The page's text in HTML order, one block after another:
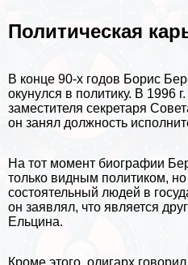
Политическая
В конце 90-х годов Борис
окунулся в политику. В 1996
заместителя секретаря
он занял должность
На тот момент биографии
только видным политиком,
состоятельный людей в
он заявлял, что является
Ельцина.